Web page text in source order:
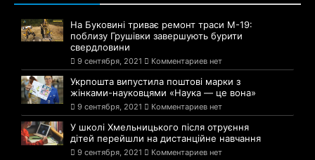
На Буковині триває ремонт траси М-19:
поблизу Грушівки завершують бурити
свердловини
9 сентября, 2021 Комментариев нет
Укрпошта випустила поштові марки з
жінками-науковцями «Наука — це вона»
9 сентября, 2021 Комментариев нет
У школі Хмельницького після отруєння
дітей перейшли на дистанційне навчання
9 сентября, 2021 Комментариев нет